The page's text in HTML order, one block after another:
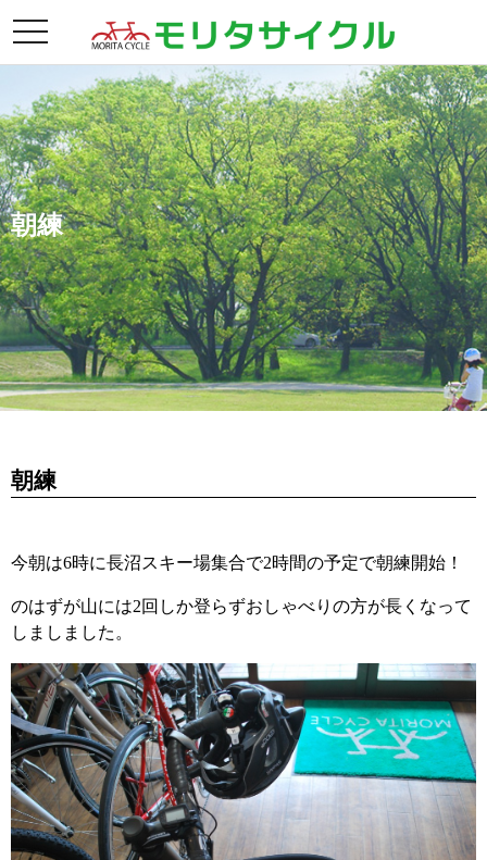
toggle
朝練
朝練
今朝は6時に長沼スキー場集合で2時間の予定で朝練開始！
のはずが山には2回しか登らずおしゃべりの方が長くなって
しましました。